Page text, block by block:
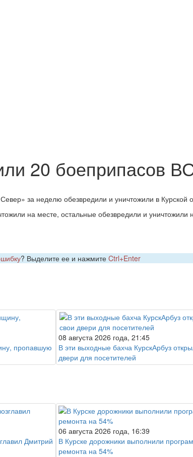
20 боеприпасов
за неделю обезвредили и уничтожили в
на месте, остальные обезвредили и уничтожили
? Выделите ее и нажмите Ctrl+Enter
пропавшую
08 августа 2026 года, 21:45
В эти выходные бахча КурскАрбуз
двери для посетителей
Дмитрий
06 августа 2026 года, 16:39
В Курске дорожники выполнили
ремонта на 54%